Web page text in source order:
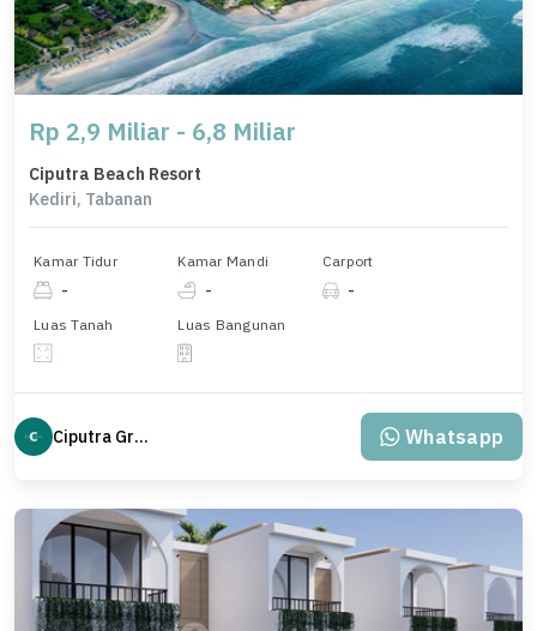
Rp 2,9 Miliar - 6,8 Miliar
Ciputra Beach Resort
Kediri, Tabanan
Kamar Tidur
-
Kamar Mandi
-
Carport
-
Luas Tanah Luas Bangunan
Ciputra Group Whatsapp